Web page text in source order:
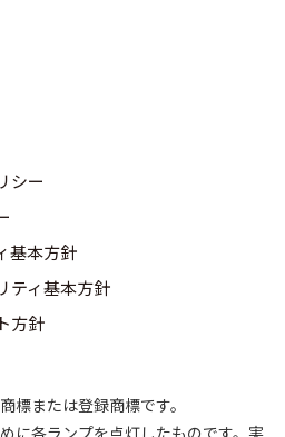
シー
基本方針
ティ基本方針
方針
または登録商標です。
に各ランプを点灯したものです。実